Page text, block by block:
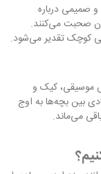
و صمیمی درباره
صحبت می‌کنند.
کوچک تقدیر می‌شود.
موسیقی، کیک و
بین بچه‌ها به اوج
می‌ماند.